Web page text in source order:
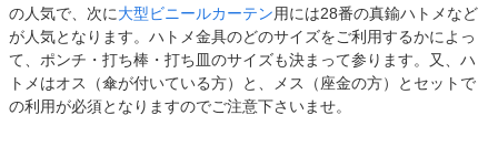
の人気で、次に大型ビニールカーテン用には28番の真鍮ハトメなど
が人気となります。ハトメ金具のどのサイズをご利用するかによっ
て、ポンチ・打ち棒・打ち皿のサイズも決まって参ります。又、ハ
トメはオス（傘が付いている方）と、メス（座金の方）とセットで
の利用が必須となりますのでご注意下さいませ。